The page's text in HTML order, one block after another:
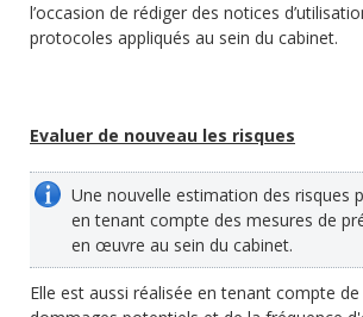
l’occasion de rédiger des notices
protocoles appliqués au sein du cabinet.
Evaluer de nouveau les risques
Une nouvelle estimation des risques
en tenant compte des mesures de
en œuvre au sein du cabinet.
Elle est aussi réalisée en tenant compte